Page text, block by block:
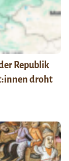
Republik
droht